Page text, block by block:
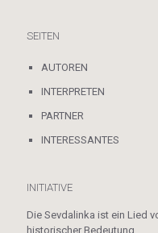
SEITEN
AUTOREN
INTERPRETEN
PARTNER
INTERESSANTES
INITIATIVE
Die Sevdalinka ist ein Lied
historischer Bedeutung.